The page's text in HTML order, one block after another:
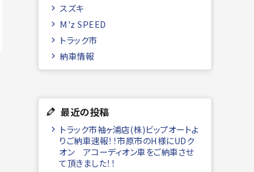
スズキ
M'z SPEED
トラック市
納車情報
最近の投稿
トラック市袖ヶ浦店(株)ビップオートよ
りご納車速報！！市原市のH様にUDク
オン アコーディオン車をご納車させ
て頂きました！！